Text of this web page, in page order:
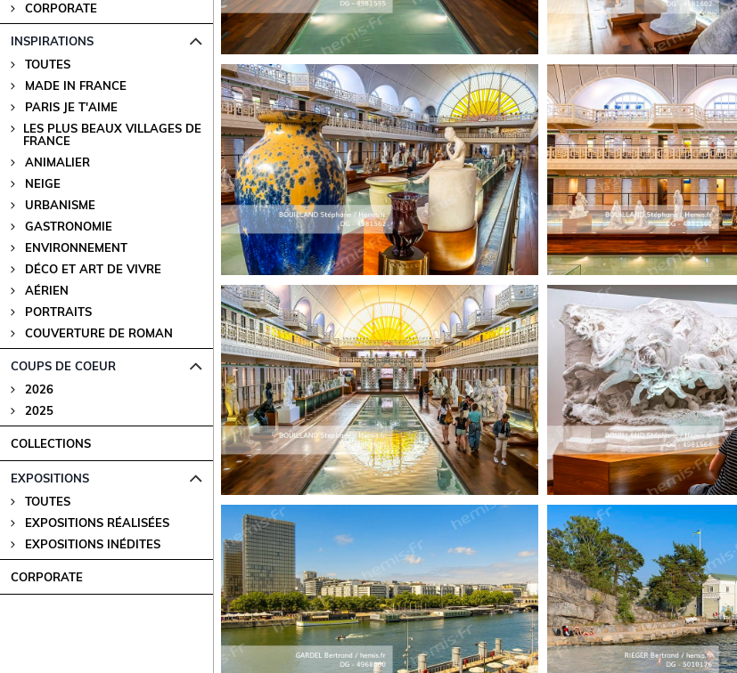
CORPORATE
INSPIRATIONS
TOUTES
MADE IN FRANCE
PARIS JE T'AIME
LES PLUS BEAUX VILLAGES DE
FRANCE
ANIMALIER
NEIGE
URBANISME
GASTRONOMIE
ENVIRONNEMENT
DÉCO ET ART DE VIVRE
AÉRIEN
PORTRAITS
COUVERTURE DE ROMAN
COUPS DE COEUR
2026
2025
COLLECTIONS
EXPOSITIONS
TOUTES
EXPOSITIONS RÉALISÉES
EXPOSITIONS INÉDITES
CORPORATE